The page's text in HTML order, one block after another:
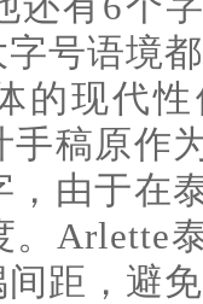
号语境
的现代
稿原作
，由于在
。Arlette
距，避